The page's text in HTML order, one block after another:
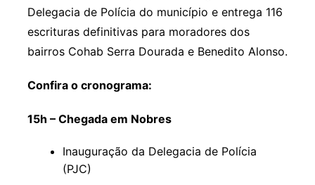
Delegacia de Polícia do município e entrega 116
escrituras definitivas para moradores dos
bairros Cohab Serra Dourada e Benedito Alonso.
Confira o cronograma:
15h – Chegada em Nobres
Inauguração da Delegacia de Polícia
(PJC)